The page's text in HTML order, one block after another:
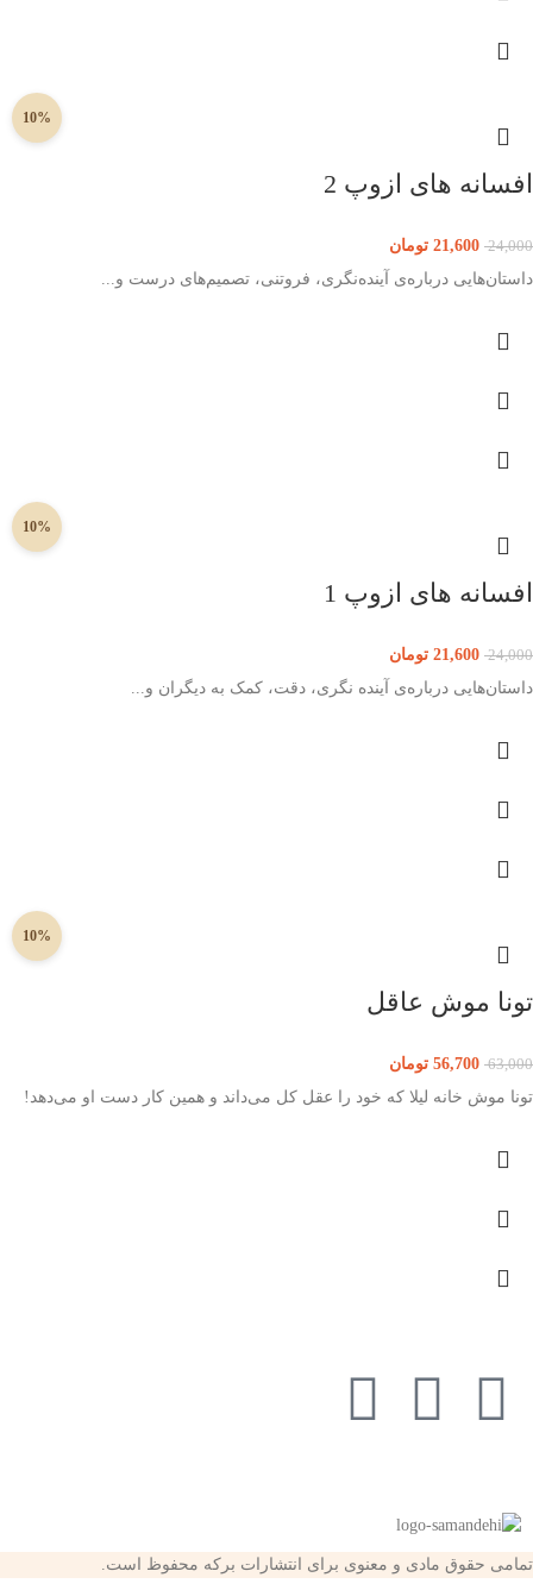
10%
افسانه های ازوپ 2
24,000
21,600 تومان
داستان‌هایی درباره‌ی آینده‌نگری، فروتنی، تصمیم‌های درست و...
10%
افسانه های ازوپ 1
24,000
21,600 تومان
داستان‌هایی درباره‌ی آینده نگری، دقت، کمک به دیگران و...
10%
تونا موش عاقل
63,000
56,700 تومان
تونا موش خانه لیلا که خود را عقل کل می‌داند و همین کار دست او می‌دهد!
تمامی حقوق مادی و معنوی برای انتشارات برکه محفوظ است.